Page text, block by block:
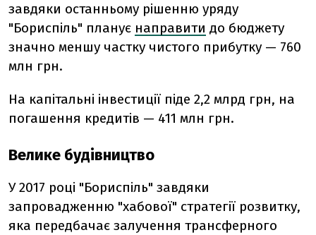
завдяки останньому рішенню уряду
"Бориспіль" планує направити до бюджету
значно меншу частку чистого прибутку — 760
млн грн.
На капітальні інвестиції піде 2,2 млрд грн, на
погашення кредитів — 411 млн грн.
Велике будівництво
У 2017 році "Бориспіль" завдяки
запровадженню "хабової" стратегії розвитку,
яка передбачає залучення трансферного